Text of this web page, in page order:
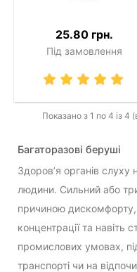
25.80 грн.
Під замовлення
Показано з 1 по 4 із 4
Багаторазові беруші
Здоров’я органів
людини. Сильний або
причиною
концентрації та навіть
промислових умовах,
транспорті чи на